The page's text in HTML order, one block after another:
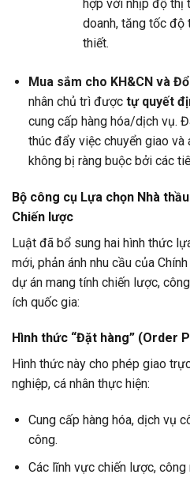
hợp với nhịp độ thị
doanh, tăng tốc độ
thiết.
Mua sắm cho KH&CN và
nhân chủ trì được tự quyết
cung cấp hàng hóa/dịch vụ.
thúc đẩy việc chuyển giao và
không bị ràng buộc bởi các
Bộ công cụ Lựa chọn Nhà
Chiến lược
Luật đã bổ sung hai hình thức
mới, phản ánh nhu cầu của
dự án mang tính chiến lược,
ích quốc gia:
Hình thức “Đặt hàng” (Order
Hình thức này cho phép giao
nghiệp, cá nhân thực hiện:
Cung cấp hàng hóa, dịch vụ
công.
Các lĩnh vực chiến lược,